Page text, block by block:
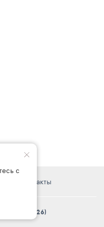
Контакты
(2003 - 2026)
с